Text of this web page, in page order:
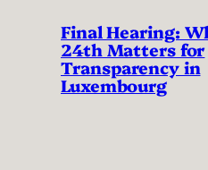
Final Hearing:
24th Matters for
Transparency in
Luxembourg